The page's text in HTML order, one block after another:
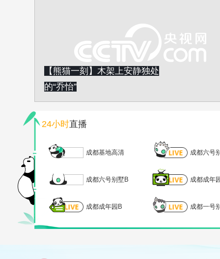
【熊猫一刻】木架上安静独处
的“乔怡”
24小时直播
成都基地高清 成都六号
成都六号别墅B 成都成年
成都成年园B 成都一号